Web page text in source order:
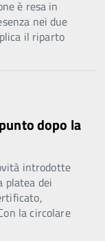
è resa in
nei due
il riparto
dopo la
introdotte
platea dei
la circolare